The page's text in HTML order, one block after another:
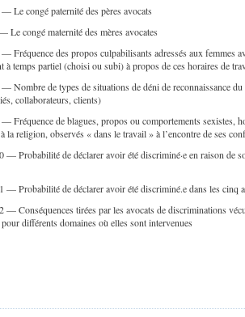
Le congé paternité des pères avocats
Le congé maternité des mères avocates
Fréquence des propos culpabilisants adressés aux femmes
à temps partiel (choisi ou subi) à propos de ces horaires de
Nombre de types de situations de déni de reconnaissance
collaborateurs, clients)
Fréquence de blagues, propos ou comportements sexistes,
la religion, observés « dans le travail » à l’encontre de ses
— Probabilité de déclarer avoir été discriminé·e en raison de
— Probabilité de déclarer avoir été discriminé.e dans les cinq
— Conséquences tirées par les avocats de discriminations
pour différents domaines où elles sont intervenues